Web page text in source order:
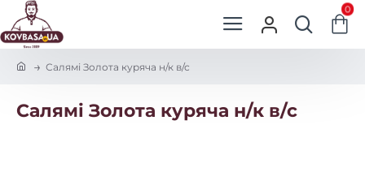
0
e
Салямі Золота куряча н/к в/с
Салямі Золота куряча н/к в/с